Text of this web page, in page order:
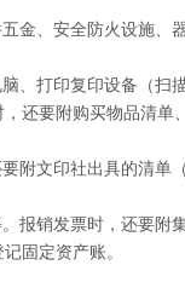
金、安全防火设施、
、打印复印设备（扫
还要附购买物品清单
附文印社出具的清单
报销发票时，还要附
固定资产账。